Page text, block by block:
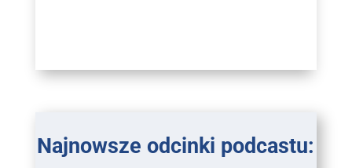
Najnowsze odcinki podcastu: